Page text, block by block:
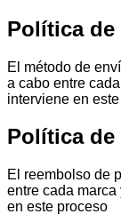
Política de
El método de
a cabo entre
interviene en
Política de
El reembolso de
entre cada
en este proceso